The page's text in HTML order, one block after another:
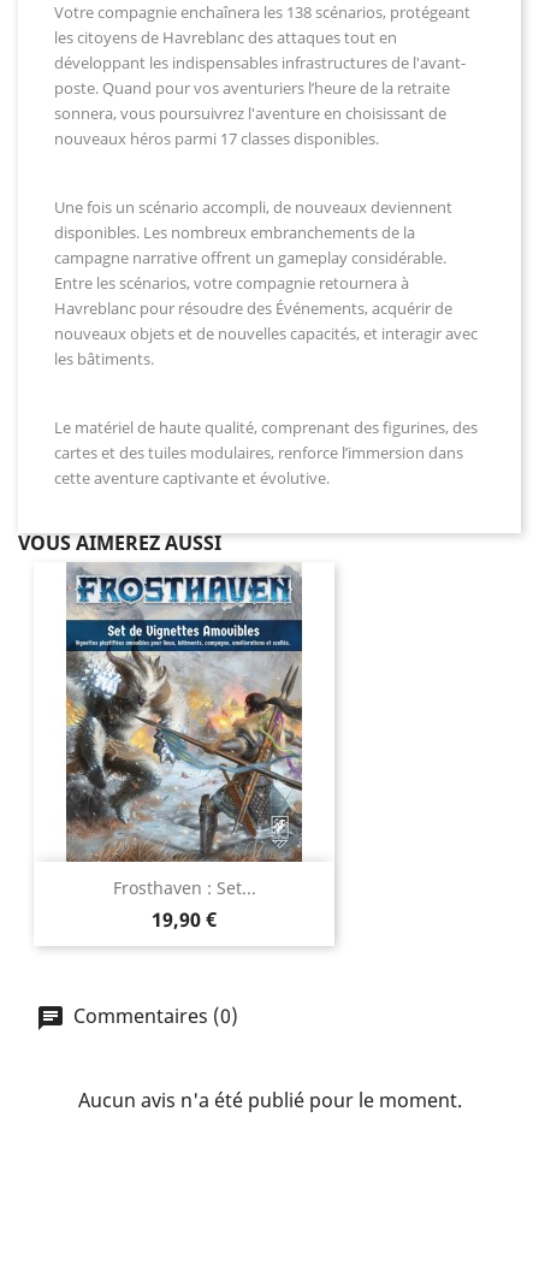
Votre compagnie enchaînera les 138 scénarios, protégeant
les citoyens de Havreblanc des attaques tout en
développant les indispensables infrastructures de l'avant-
poste. Quand pour vos aventuriers l’heure de la retraite
sonnera, vous poursuivrez l'aventure en choisissant de
nouveaux héros parmi 17 classes disponibles.
Une fois un scénario accompli, de nouveaux deviennent
disponibles. Les nombreux embranchements de la
campagne narrative offrent un gameplay considérable.
Entre les scénarios, votre compagnie retournera à
Havreblanc pour résoudre des Événements, acquérir de
nouveaux objets et de nouvelles capacités, et interagir avec
les bâtiments.
Le matériel de haute qualité, comprenant des figurines, des
cartes et des tuiles modulaires, renforce l’immersion dans
cette aventure captivante et évolutive.
VOUS AIMEREZ AUSSI
Frosthaven : Set...
Prix
19,90 €
Commentaires (0)
Aucun avis n'a été publié pour le moment.